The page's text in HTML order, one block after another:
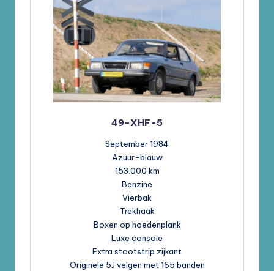
49-XHF-5
September 1984
Azuur-blauw
153.000 km
Benzine
Vierbak
Trekhaak
Boxen op hoedenplank
Luxe console
Extra stootstrip zijkant
Originele 5J velgen met 165 banden